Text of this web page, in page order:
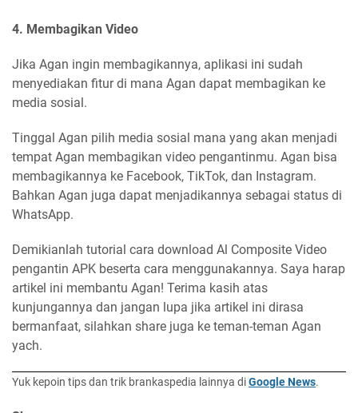
4. Membagikan Video
Jika Agan ingin membagikannya, aplikasi ini sudah
menyediakan fitur di mana Agan dapat membagikan ke
media sosial.
Tinggal Agan pilih media sosial mana yang akan menjadi
tempat Agan membagikan video pengantinmu. Agan bisa
membagikannya ke Facebook, TikTok, dan Instagram.
Bahkan Agan juga dapat menjadikannya sebagai status di
WhatsApp.
Demikianlah tutorial cara download Al Composite Video
pengantin APK beserta cara menggunakannya. Saya harap
artikel ini membantu Agan! Terima kasih atas
kunjungannya dan jangan lupa jika artikel ini dirasa
bermanfaat, silahkan share juga ke teman-teman Agan
yach.
Yuk kepoin tips dan trik brankaspedia lainnya diGoogle News.